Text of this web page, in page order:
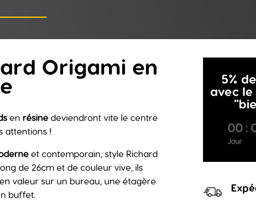
Origami en
en résinedeviendront vite le centre
attentions !
et contemporain, style Richard
de 26cm et de couleur vive, ils
valeur sur un bureau, une étagère
buffet.
5%
avec
00
Jour
: